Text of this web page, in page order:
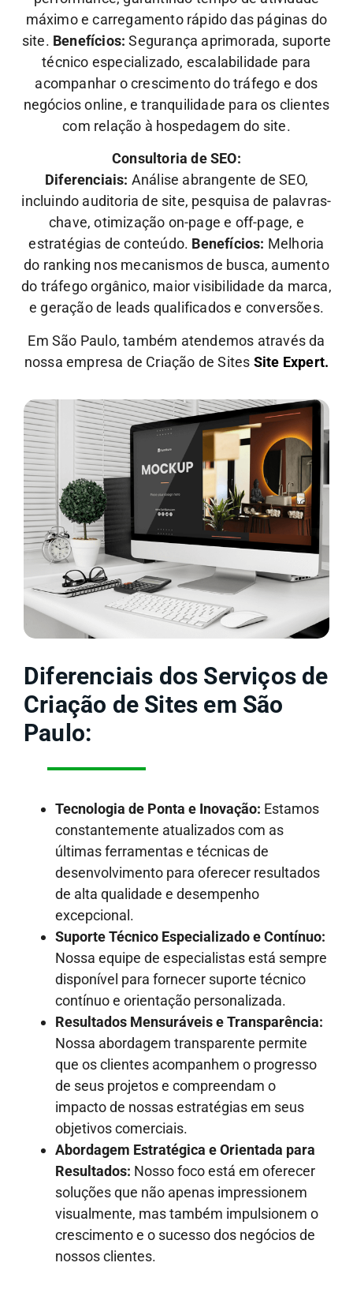
máximo e carregamento rápido das páginas do
site. Benefícios: Segurança aprimorada, suporte
técnico especializado, escalabilidade para
acompanhar o crescimento do tráfego e dos
negócios online, e tranquilidade para os clientes
com relação à hospedagem do site.
Consultoria de SEO:
Diferenciais: Análise abrangente de SEO,
incluindo auditoria de site, pesquisa de palavras-
chave, otimização on-page e off-page, e
estratégias de conteúdo. Benefícios: Melhoria
do ranking nos mecanismos de busca, aumento
do tráfego orgânico, maior visibilidade da marca,
e geração de leads qualificados e conversões.
Em São Paulo, também atendemos através da
nossa empresa de Criação de Sites Site Expert.
Diferenciais dos Serviços de
Criação de Sites em São
Paulo:
Tecnologia de Ponta e Inovação: Estamos
constantemente atualizados com as
últimas ferramentas e técnicas de
desenvolvimento para oferecer resultados
de alta qualidade e desempenho
excepcional.
Suporte Técnico Especializado e Contínuo:
Nossa equipe de especialistas está sempre
disponível para fornecer suporte técnico
contínuo e orientação personalizada.
Resultados Mensuráveis e Transparência:
Nossa abordagem transparente permite
que os clientes acompanhem o progresso
de seus projetos e compreendam o
impacto de nossas estratégias em seus
objetivos comerciais.
Abordagem Estratégica e Orientada para
Resultados: Nosso foco está em oferecer
soluções que não apenas impressionem
visualmente, mas também impulsionem o
crescimento e o sucesso dos negócios de
nossos clientes.